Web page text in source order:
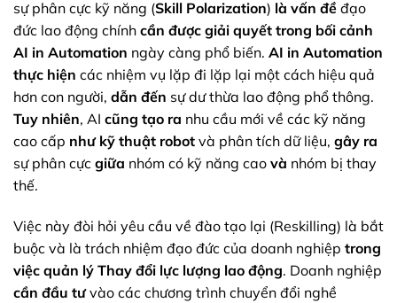
sự phân cực kỹ năng (Skill Polarization) là vấn đề đạo
đức lao động chính cần được giải quyết trong bối cảnh
AI in Automation ngày càng phổ biến. AI in Automation
thực hiện các nhiệm vụ lặp đi lặp lại một cách hiệu quả
hơn con người, dẫn đến sự dư thừa lao động phổ thông.
Tuy nhiên, AI cũng tạo ra nhu cầu mới về các kỹ năng
cao cấp như kỹ thuật robot và phân tích dữ liệu, gây ra
sự phân cực giữa nhóm có kỹ năng cao và nhóm bị thay
thế.
Việc này đòi hỏi yêu cầu về đào tạo lại (Reskilling) là bắt
buộc và là trách nhiệm đạo đức của doanh nghiệp trong
việc quản lý Thay đổi lực lượng lao động. Doanh nghiệp
cần đầu tưvào các chương trình chuyển đổi nghề